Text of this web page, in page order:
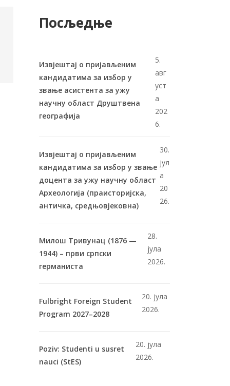
Посљедње
Извјештај о пријављеним
кандидатима за избор у
звање асистента за ужу
научну област Друштвена
географија
5.
авг
уст
а
202
6.
Извјештај о пријављеним
кандидатима за избор у звање
доцента за ужу научну област
Археологија (праисторијска,
античка, средњовјековна)
30.
јул
а
20
26.
Милош Тривунац (1876 —
1944) – први српски
германиста
28.
јула
2026.
Fulbright Foreign Student
Program 2027–2028
20. јула
2026.
Poziv: Studenti u susret
nauci (StES)
20. јула
2026.